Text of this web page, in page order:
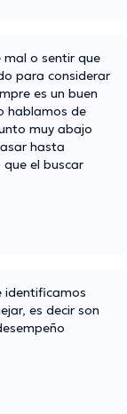
mal o sentir que
para considerar
es un buen
hablamos de
muy abajo
hasta
el buscar
identificamos
es decir son